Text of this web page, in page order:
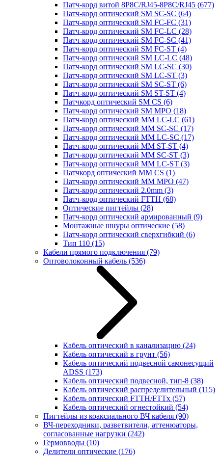
Патч-корд витой 8P8C/RJ45-8P8C/RJ45 (677)
Патч-корд оптический SM SC-SC (64)
Патч-корд оптический SM FC-FC (31)
Патч-корд оптический SM FC-LC (28)
Патч-корд оптический SM FC-SC (41)
Патч-корд оптический SM FC-ST (4)
Патч-корд оптический SM LC-LC (48)
Патч-корд оптический SM LC-SC (30)
Патч-корд оптический SM LC-ST (3)
Патч-корд оптический SM SC-ST (6)
Патч-корд оптический SM ST-ST (4)
Патчкорд оптический SM CS (6)
Патч-корд оптический SM MPO (18)
Патч-корд оптический MM LC-LC (61)
Патч-корд оптический MM SC-SC (17)
Патч-корд оптический MM LC-SC (17)
Патч-корд оптический MM ST-ST (4)
Патч-корд оптический MM SC-ST (3)
Патч-корд оптический MM LC-ST (3)
Патчкорд оптический MM CS (1)
Патч-корд оптический MM MPO (47)
Патч-корд оптический 2.0mm (3)
Патч-корд оптический FTTH (68)
Оптические пигтейлы (28)
Патч-корд оптический армированный (9)
Монтажные шнуры оптические (58)
Патч-корд оптический сверхгибкий (6)
Тип 110 (15)
Кабели прямого подключения (79)
Оптоволоконный кабель (536)
Кабель оптический в канализацию (24)
Кабель оптический в грунт (56)
Кабель оптический подвесной самонесущий
ADSS (173)
Кабель оптический подвесной, тип-8 (38)
Кабель оптический распределительный (115)
Кабель оптический FTTH/FTTx (57)
Кабель оптический огнестойкий (54)
Пигтейлы из коаксиального ВЧ кабеля (90)
ВЧ-переходники, разветвители, аттенюаторы,
согласованные нагрузки (242)
Гермовводы (10)
Делители оптические (176)